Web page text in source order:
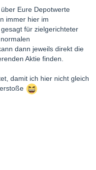
Eure Depotwerte
immer hier im
für zielgerichteter
dann jeweils direkt die
Aktie finden.
damit ich hier nicht gleich